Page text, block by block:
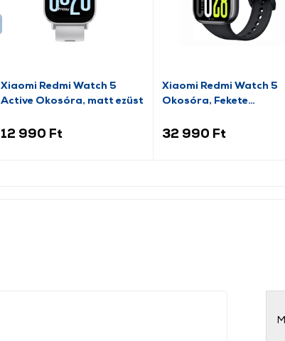
Xiaomi Redmi Watch 5
Active Okosóra, matt ezüst
12 990 Ft
Xiaomi Redmi Watch 5
Okosóra, Fekete
32 990 Ft